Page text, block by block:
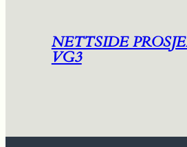
NETTSIDE
VG3